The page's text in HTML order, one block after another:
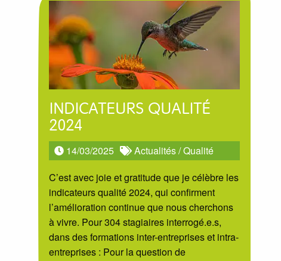
INDICATEURS QUALITÉ
2024
14/03/2025 Actualités/Qualité
C’est avec joie et gratitude que je célèbre les
indicateurs qualité 2024, qui confirment
l’amélioration continue que nous cherchons
à vivre. Pour 304 stagiaires interrogé.e.s,
dans des formations inter-entreprises et intra-
entreprises : Pour la question de